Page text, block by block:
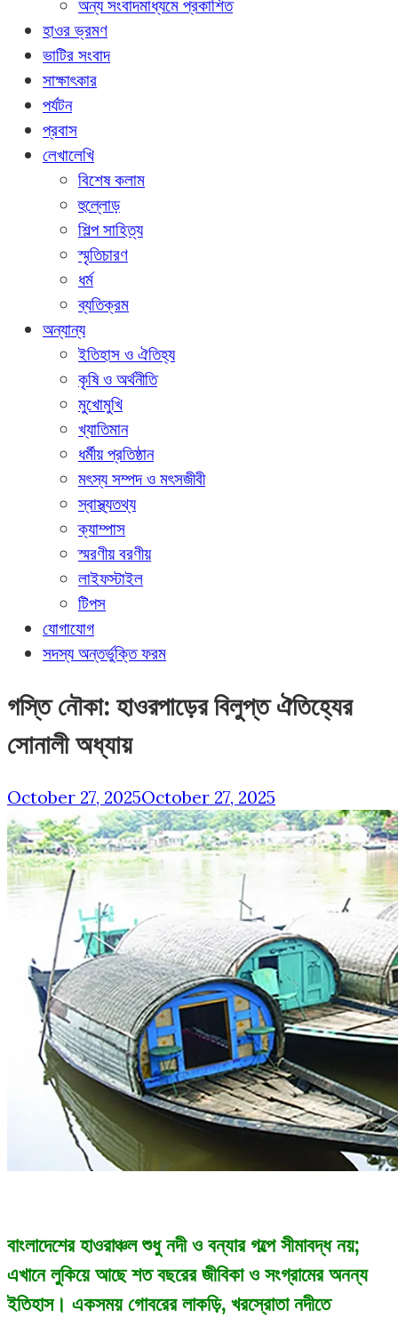
অন্য সংবাদমাধ্যমে প্রকাশিত
হাওর ভ্রমণ
ভাটির সংবাদ
সাক্ষাৎকার
পর্যটন
প্রবাস
লেখালেখি
বিশেষ কলাম
হুল্লোড়
শিল্প সাহিত্য
স্মৃতিচারণ
ধর্ম
ব্যতিক্রম
অন্যান্য
ইতিহাস ও ঐতিহ্য
কৃষি ও অর্থনীতি
মুখোমুখি
খ্যাতিমান
ধর্মীয় প্রতিষ্ঠান
মৎস্য সম্পদ ও মৎসজীবী
স্বাস্থ্যতথ্য
ক্যাম্পাস
স্মরণীয় বরণীয়
লাইফস্টাইল
টিপস
যোগাযোগ
সদস্য অন্তর্ভুক্তি ফরম
গস্তি নৌকা: হাওরপাড়ের বিলুপ্ত ঐতিহ্যের
সোনালী অধ্যায়
October 27, 2025October 27, 2025
বাংলাদেশের হাওরাঞ্চল শুধু নদী ও বন্যার গল্পে সীমাবদ্ধ নয়;
এখানে লুকিয়ে আছে শত বছরের জীবিকা ও সংগ্রামের অনন্য
ইতিহাস। একসময় গোবরের লাকড়ি, খরস্রোতা নদীতে